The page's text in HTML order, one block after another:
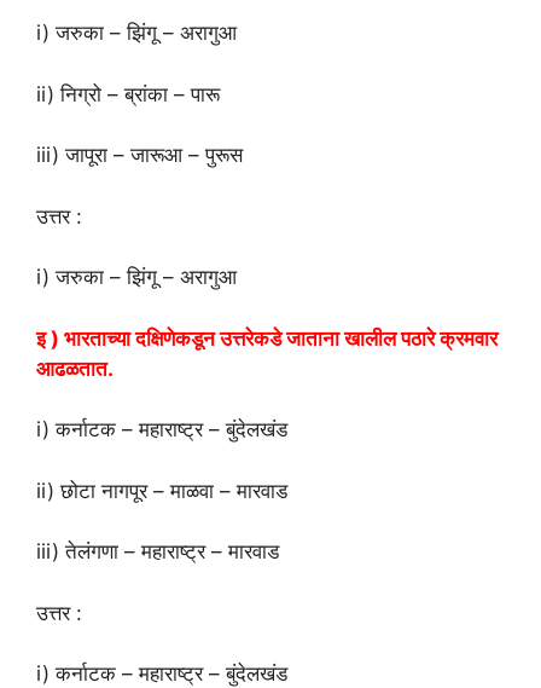
i) जरुका – झिंगू – अरागुआ
ii) निग्रो – ब्रांका – पारू
iii) जापूरा – जारूआ – पुरूस
उत्तर :
i) जरुका – झिंगू – अरागुआ
इ ) भारताच्या दक्षिणेकडून उत्तरेकडे जाताना खालील पठारे क्रमवार
आढळतात.
i) कर्नाटक – महाराष्ट्र – बुंदेलखंड
ii) छोटा नागपूर – माळवा – मारवाड
iii) तेलंगणा – महाराष्ट्र – मारवाड
उत्तर :
i) कर्नाटक – महाराष्ट्र – बुंदेलखंड